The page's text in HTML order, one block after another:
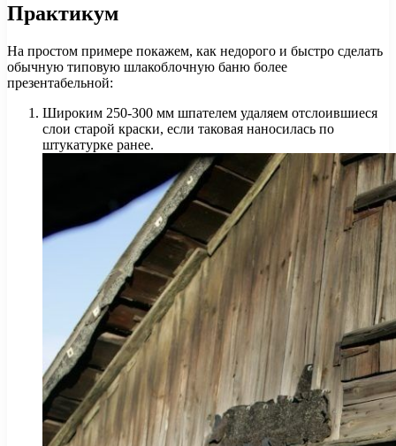
Практикум
На простом примере покажем, как недорого и быстро сделать
обычную типовую шлакоблочную баню более
презентабельной:
Широким 250-300 мм шпателем удаляем отслоившиеся
слои старой краски, если таковая наносилась по
штукатурке ранее.